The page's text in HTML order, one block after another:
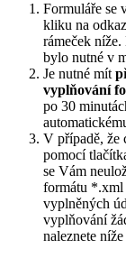
Formuláře se
kliku na
rámeček
bylo nutné v
Je nutné mít
vyplňování
po 30
V případě, že
pomocí
se Vám
formátu *.xml
vyplněných
vyplňování
naleznete